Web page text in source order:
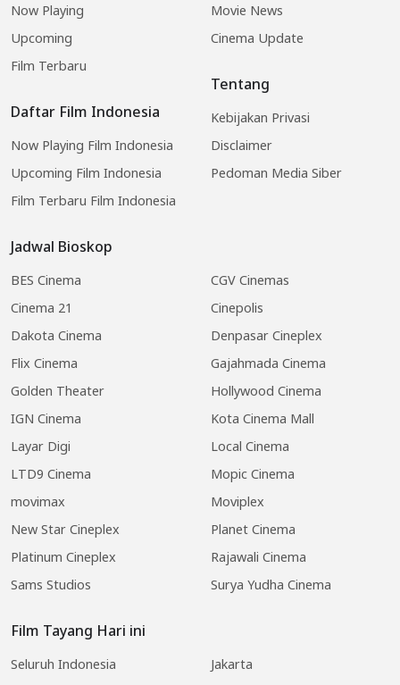
Now Playing
Upcoming
Film Terbaru
Daftar Film Indonesia
Now Playing Film Indonesia
Upcoming Film Indonesia
Film Terbaru Film Indonesia
Jadwal Bioskop
BES Cinema
CGV Cinemas
Cinema 21
Cinepolis
Dakota Cinema
Denpasar Cineplex
Flix Cinema
Gajahmada Cinema
Golden Theater
Hollywood Cinema
IGN Cinema
Kota Cinema Mall
Layar Digi
Local Cinema
LTD9 Cinema
Mopic Cinema
movimax
Moviplex
New Star Cineplex
Planet Cinema
Platinum Cineplex
Rajawali Cinema
Sams Studios
Surya Yudha Cinema
Film Tayang Hari ini
Seluruh Indonesia
Jakarta
Movie News
Cinema Update
Tentang
Kebijakan Privasi
Disclaimer
Pedoman Media Siber